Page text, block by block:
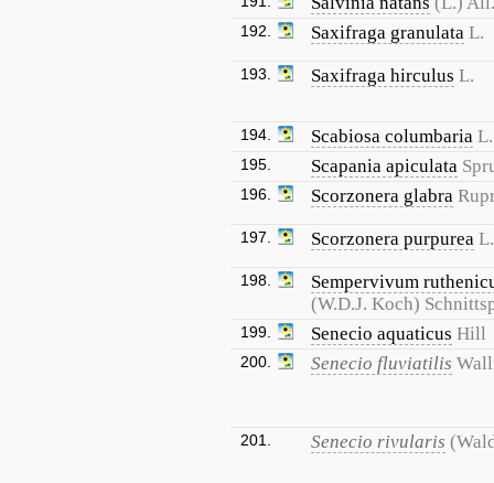
192. Saxifraga granulata L.
193. Saxifraga hirculus L.
194. Scabiosa columbaria L.
195. Scapania apiculata
196. Scorzonera glabra
197. Scorzonera purpurea L.
198.
Sempervivum
(W.D.J. Koch)
199. Senecio aquaticus Hill
200. Senecio fluviatilis
201. Senecio rivularis